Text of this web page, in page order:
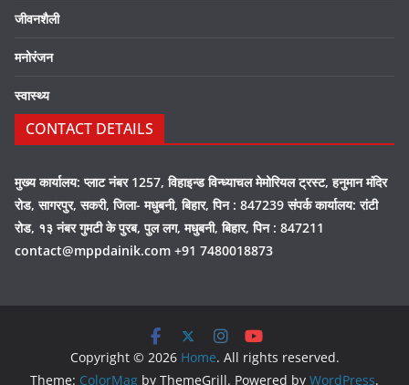
जीवनशैली
मनोरंजन
स्वास्थ्य
CONTACT DETAILS
मुख्य कार्यालय: प्लाट नंबर 1257, विहाइन्ड विन्ध्याचल मेमोरियल ट्रस्ट, हनुमान मंदिर
रोड, सागरपुर, सकरी, जिला- मधुबनी, बिहार, पिन : 847239 संपर्क कार्यालय: रांटी
रोड, १३ नंबर गुमटी के पुरब, पुल लग, मधुबनी, बिहार, पिन : 847211
contact@mppdainik.com +91 7480018873
Copyright © 2026 Home. All rights reserved.
Theme: ColorMag by ThemeGrill. Powered by WordPress.